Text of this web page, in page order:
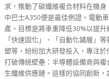
求，推動了碳纖維複合材料在機
中巴士A350便是最佳例證。電動
產，目標是將車重降低30%以提
「快速固化」、「自動化鋪層」
塑等，紛紛加大研發投入，專注
打破傳統壁壘：半導體設備商與
生纖維供應鏈。這樣的協同創新